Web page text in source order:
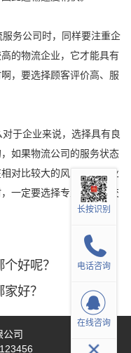
务公司时，同样要注重企
的物流企业，它才能具有
，要选择顾客评价高、服
于企业来说，选择具有良
如果物流公司的服务状态
对比较大的风险，给企业
一定要选择专业化水平交
好呢？
好？
公司
长按识别
电话咨询
在线咨询